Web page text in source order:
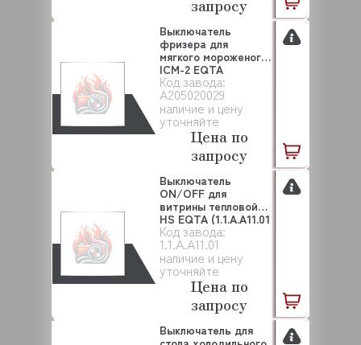
запросу
Код завода:
A205020029
наличие и цену
уточняйте
Выключатель
фризера для
мягкого мороженого
ICM-2 EQTA
(A205020029...
Цена по
запросу
Код завода:
1.1.A.A11.01
наличие и цену
уточняйте
Выключатель
ON/OFF для
витрины тепловой
HS EQTA (1.1.A.A11.01
(#7...
Цена по
запросу
Выключатель для